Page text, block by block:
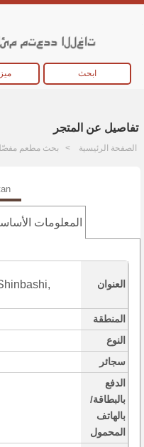
ابحث
تفاصيل عن المتجر
الصفحة الرئيسية بحث مطعم
المعلومات
العنوان
المنطقة
النوع
سجائر
الدفع
بالبطاقة/
بالهاتف
المحمول